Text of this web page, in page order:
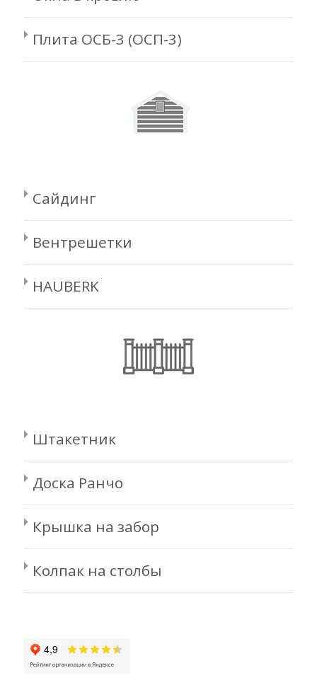
Плита ОСБ-3 (ОСП-3)
Сайдинг
Вентрешетки
HAUBERK
Штакетник
Доска Ранчо
Крышка на забор
Колпак на столбы